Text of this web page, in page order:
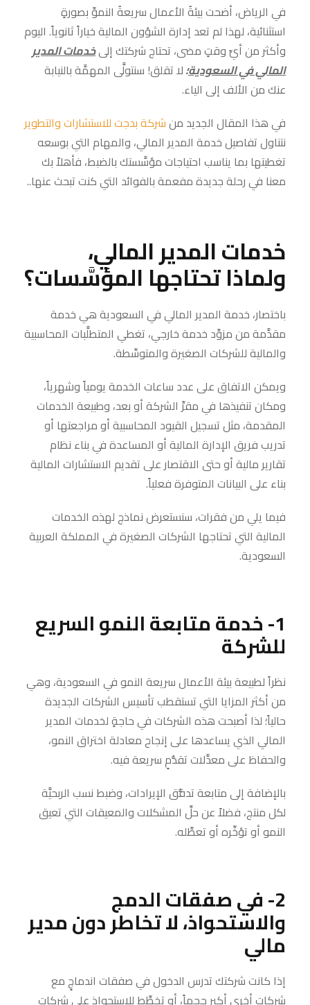
في الرياض، أضحت بيئةُ الأعمال سريعةُ النموِّ بصورةٍ
استثنائية، لهذا لم تعد إدارة الشؤون المالية خياراً ثانوياً. اليوم
وأكثر من أيِّ وقتٍ مضى، تحتاج شركتك إلىخدمات المدير
المالي في السعودية؛لا تقلق! سنتولَّى المهمَّة بالنيابة
عنك من الألف إلى الياء.
في هذا المقال الجديد منشركةبدجتللاستشاراتوالتطوير
نتناول تفاصيل خدمة المدير المالي، والمهام التي بوسعه
تغطيتها بما يناسب احتياجات مؤسَّستك بالضبط، فأهلاً بك
معنا في رحلة جديدة مفعمة بالفوائد التي كنت تبحث عنها..
خدمات المدير المالي،
ولماذا تحتاجها المؤسَّسات؟
باختصار، خدمة المدير المالي في السعودية هي خدمة
مقدَّمة من مزوِّد خدمة خارجي، تغطي المتطلَّبات المحاسبية
والمالية للشركات الصغيرة والمتوسِّطة.
ويمكن الاتفاق على عدد ساعات الخدمة يومياً وشهرياً،
ومكان تنفيذها في مقرِّ الشركة أو بعد، وطبيعة الخدمات
المقدمة، مثل تسجيل القيود المحاسبية أو مراجعتها أو
تدريب فريق الإدارة المالية أو المساعدة في بناء نظام
تقارير مالية أو حتى الاقتصار على تقديم الاستشارات المالية
بناء على البيانات المتوفرة فعلياً.
فيما يلي من فقرات، سنستعرض نماذج لهذه الخدمات
المالية التي تحتاجها الشركات الصغيرة في المملكة العربية
السعودية.
1- خدمة متابعة النمو السريع
للشركة
نظراً لطبيعة بيئة الأعمال سريعة النمو في السعودية، وهي
من أكثر المزايا التي تستقطب تأسيس الشركات الجديدة
حالياً؛ لذا أصبحت هذه الشركات في حاجةٍ لخدمات المدير
المالي الذي يساعدها على إنجاح معادلة اختراق النمو،
والحفاظ على معدَّلات تقدُّمٍ سريعة فيه.
بالإضافة إلى متابعة تدفُّق الإيرادات، وضبط نسب الربحيَّة
لكل منتج، فضلاً عن حلِّ المشكلات والمعيقات التي تعيق
النمو أو تؤخِّره أو تعطِّله.
2- في صفقات الدمج
والاستحواذ، لا تخاطر دون مدير
مالي
إذا كانت شركتك تدرس الدخول في صفقات اندماجٍ مع
شركاتٍ أخرى أكبر حجماً، أو تخطِّط للاستحواذ على شركاتٍ